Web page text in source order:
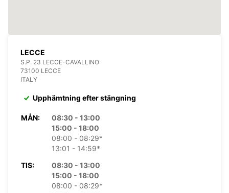
LECCE
S.P. 23 LECCE-CAVALLINO
73100 LECCE
ITALY
Upphämtning efter stängning
MÅN:
08:30 - 13:00
15:00 - 18:00
08:00 - 08:29*
13:01 - 14:59*
TIS:
08:30 - 13:00
15:00 - 18:00
08:00 - 08:29*